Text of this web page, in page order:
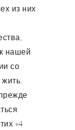
из них.
нашей
со
«4